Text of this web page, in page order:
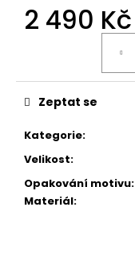
2 490 Kč
Kategorie:
Velikost:
Opakování motivu:
Materiál:
Zeptat se
p
o
u
u
e